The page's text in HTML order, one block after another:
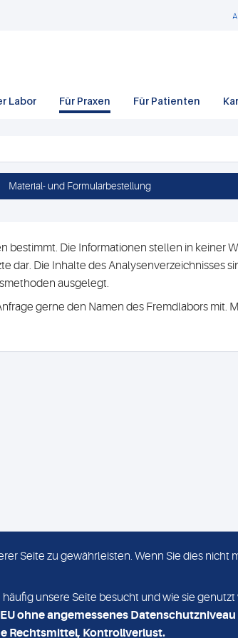
Labor Für Praxen Für Patienten
Material- und Formularbestellung
Die Informationen stellen in keiner
Die Inhalte des Analysenverzeichnisses
ausgelegt.
gerne den Namen des Fremdlabors mit.
Seite zu gewährleisten. Wenn Sie dies nicht
unsere Seite besucht und wie sie genutzt
ohne angemessenes Datenschutzniveau
Rechtsmittel, Kontrollverlust.